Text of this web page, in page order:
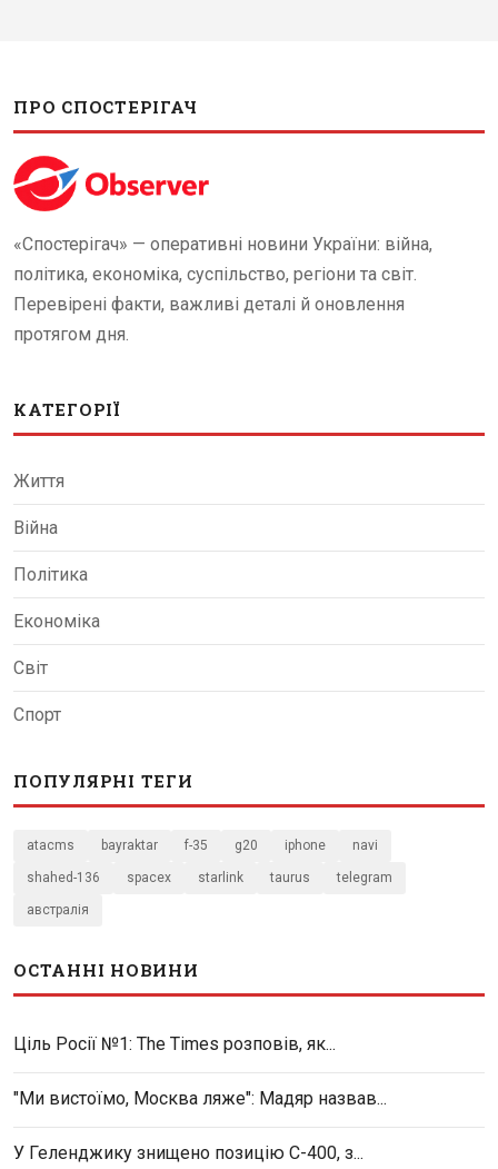
ПРО СПОСТЕРІГАЧ
«Спостерігач» — оперативні новини України: війна,
політика, економіка, суспільство, регіони та світ.
Перевірені факти, важливі деталі й оновлення
протягом дня.
КАТЕГОРІЇ
Життя
Війна
Політика
Економіка
Світ
Спорт
ПОПУЛЯРНІ ТЕГИ
atacms bayraktar f-35 g20 iphone navi
shahed-136 spacex starlink taurus telegram
австралія
ОСТАННІ НОВИНИ
Ціль Росії №1: The Times розповів, як...
"Ми вистоїмо, Москва ляже": Мадяр назвав...
У Геленджику знищено позицію С-400, з...